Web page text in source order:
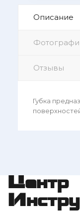
Описание
Отзывы
Губка
Центр